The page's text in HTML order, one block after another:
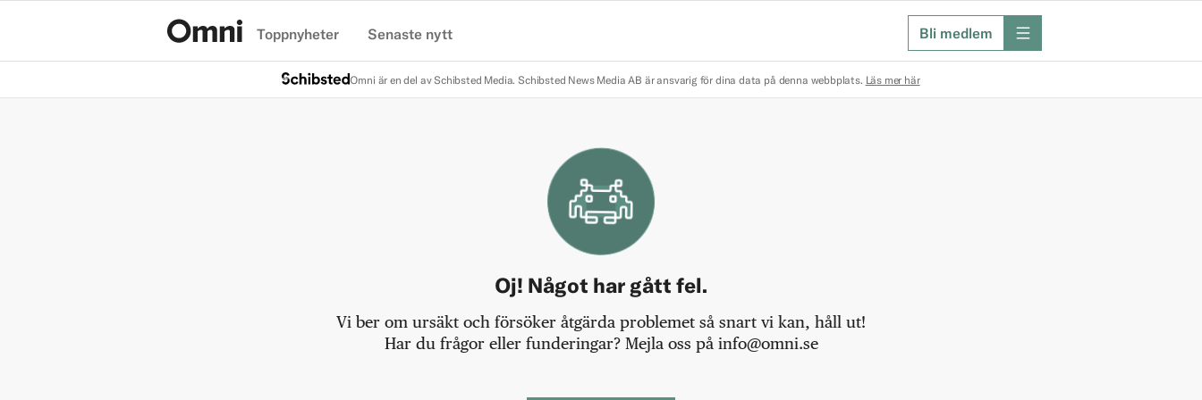
Toppnyheter Senaste nytt Bli medlem meny
Omni är en del av Schibsted Media. Schibsted News Media AB är ansvarig för dina data på denna webbplats. Läs mer här
Oj! Något har gått fel.
Vi ber om ursäkt och försöker åtgärda problemet så snart vi kan, håll ut!
Har du frågor eller funderingar? Mejla oss på info@omni.se